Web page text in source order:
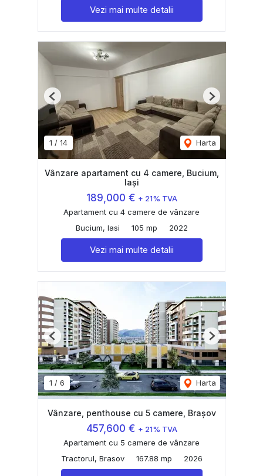
Vezi mai multe detalii
1 / 14 Harta
Previous Next
Vânzare apartament cu 4 camere, Bucium,
Iași
189,000 € + 21% TVA
Apartament cu 4 camere de vânzare
Bucium, Iasi
105 mp 2022
Vezi mai multe detalii
1 / 6 Harta
Previous Next
Vânzare, penthouse cu 5 camere, Brașov
457,600 € + 21% TVA
Apartament cu 5 camere de vânzare
Tractorul, Brasov
167.88 mp 2026